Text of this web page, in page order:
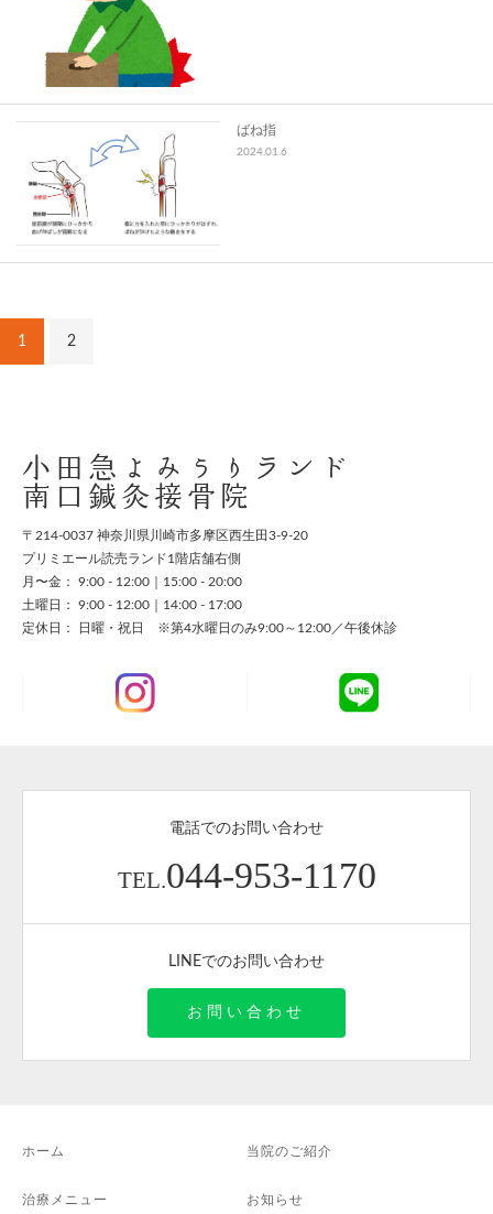
ばね指
2024.01.6
1 2
小田急よみうりランド
南口鍼灸接骨院
〒214-0037 神奈川県川崎市多摩区西生田3-9-20
プリミエール読売ランド1階店舗右側
月〜金： 9:00 - 12:00｜15:00 - 20:00
土曜日： 9:00 - 12:00｜14:00 - 17:00
定休日： 日曜・祝日 ※第4水曜日のみ9:00～12:00／午後休診
電話でのお問い合わせ
TEL.044-953-1170
LINEでのお問い合わせ
お問い合わせ
ホーム 当院のご紹介
治療メニュー お知らせ